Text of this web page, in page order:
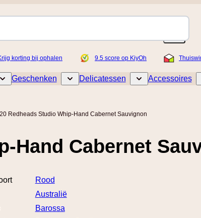
korting bij ophalen 9.5 score op KiyOh
Toggle submenu for Wijnen
Geschenken Toggle submenu for Geschenken
Delicatessen Toggle submenu for
Accessoires
Redheads Studio Whip-Hand Cabernet Sauvignon
Hand Cabernet
Rood
Australië
Barossa